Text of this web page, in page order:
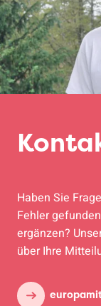
Haben Sie
Fehler
ergänzen?
über Ihre